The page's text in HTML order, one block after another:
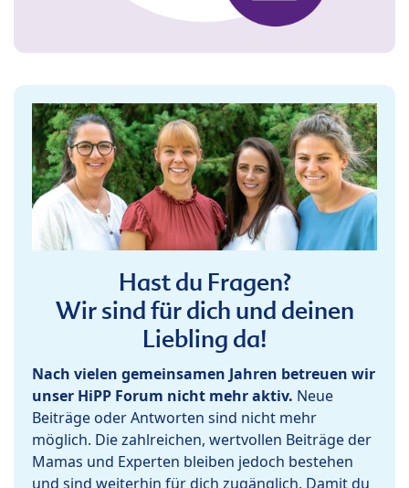
Hast du Fragen?
Wir sind für dich und deinen
Liebling da!
Nach vielen gemeinsamen Jahren betreuen wir
unser HiPP Forum nicht mehr aktiv. Neue
Beiträge oder Antworten sind nicht mehr
möglich. Die zahlreichen, wertvollen Beiträge der
Mamas und Experten bleiben jedoch bestehen
und sind weiterhin für dich zugänglich. Damit du